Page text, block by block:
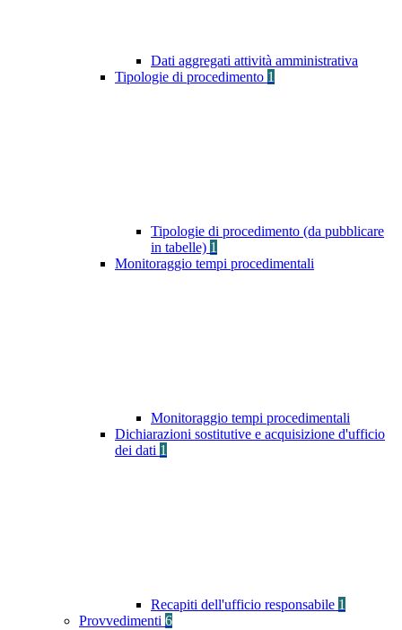
Dati aggregati attività amministrativa
Tipologie di procedimento 1
Tipologie di procedimento (da pubblicare
in tabelle) 1
Monitoraggio tempi procedimentali
Monitoraggio tempi procedimentali
Dichiarazioni sostitutive e acquisizione d'ufficio
dei dati 1
Recapiti dell'ufficio responsabile 1
Provvedimenti 6